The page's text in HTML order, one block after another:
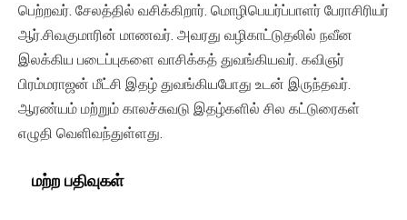
பெற்றவர். சேலத்தில் வசிக்கிறார். மொழிபெயர்ப்பாளர் பேராசிரியர்
ஆர்.சிவகுமாரின் மாணவர். அவரது வழிகாட்டுதலில் நவீன
இலக்கிய படைப்புகளை வாசிக்கத் துவங்கியவர். கவிஞர்
பிரம்மராஜன் மீட்சி இதழ் துவங்கியபோது உடன் இருந்தவர்.
ஆரண்யம் மற்றும் காலச்சுவடு இதழ்களில் சில கட்டுரைகள்
எழுதி வெளிவந்துள்ளது.
மற்ற பதிவுகள்